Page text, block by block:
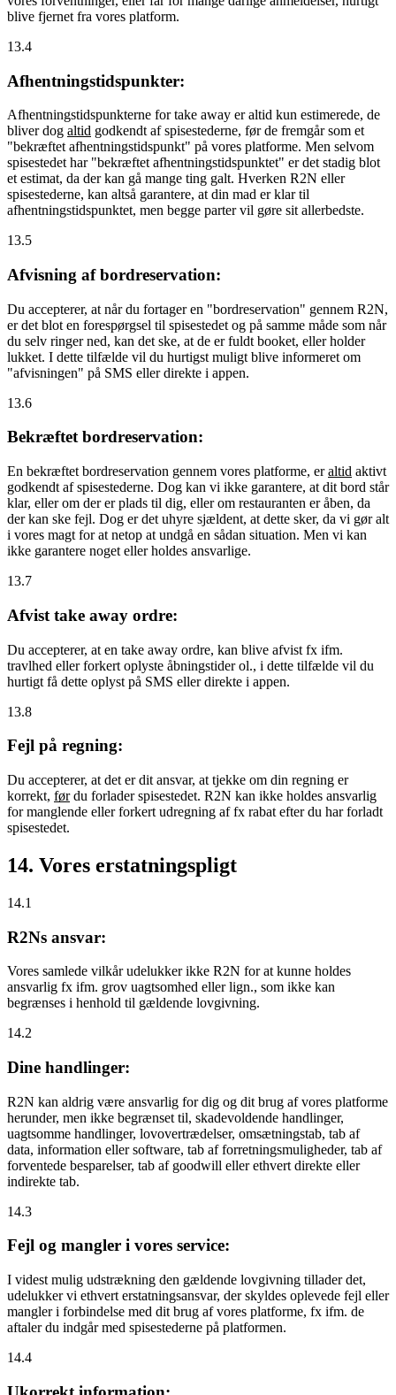
blive fjernet fra vores platform.
13.4
Afhentningstidspunkter:
Afhentningstidspunkterne for take away er altid kun estimerede, de
bliver dog altid godkendt af spisestederne, før de fremgår som et
"bekræftet afhentningstidspunkt" på vores platforme. Men selvom
spisestedet har "bekræftet afhentningstidspunktet" er det stadig blot
et estimat, da der kan gå mange ting galt. Hverken R2N eller
spisestederne, kan altså garantere, at din mad er klar til
afhentningstidspunktet, men begge parter vil gøre sit allerbedste.
13.5
Afvisning af bordreservation:
Du accepterer, at når du fortager en "bordreservation" gennem R2N,
er det blot en forespørgsel til spisestedet og på samme måde som når
du selv ringer ned, kan det ske, at de er fuldt booket, eller holder
lukket. I dette tilfælde vil du hurtigst muligt blive informeret om
"afvisningen" på SMS eller direkte i appen.
13.6
Bekræftet bordreservation:
En bekræftet bordreservation gennem vores platforme, eraltid aktivt
godkendt af spisestederne. Dog kan vi ikke garantere, at dit bord står
klar, eller om der er plads til dig, eller om restauranten er åben, da
der kan ske fejl. Dog er det uhyre sjældent, at dette sker, da vi gør alt
i vores magt for at netop at undgå en sådan situation. Men vi kan
ikke garantere noget eller holdes ansvarlige.
13.7
Afvist take away ordre:
Du accepterer, at en take away ordre, kan blive afvist fx ifm.
travlhed eller forkert oplyste åbningstider ol., i dette tilfælde vil du
hurtigt få dette oplyst på SMS eller direkte i appen.
13.8
Fejl på regning:
Du accepterer, at det er dit ansvar, at tjekke om din regning er
korrekt, førdu forlader spisestedet. R2N kan ikke holdes ansvarlig
for manglende eller forkert udregning af fx rabat efter du har forladt
spisestedet.
14. Vores erstatningspligt
14.1
R2Ns ansvar:
Vores samlede vilkår udelukker ikke R2N for at kunne holdes
ansvarlig fx ifm. grov uagtsomhed eller lign., som ikke kan
begrænses i henhold til gældende lovgivning.
14.2
Dine handlinger:
R2N kan aldrig være ansvarlig for dig og dit brug af vores platforme
herunder, men ikke begrænset til, skadevoldende handlinger,
uagtsomme handlinger, lovovertrædelser, omsætningstab, tab af
data, information eller software, tab af forretningsmuligheder, tab af
forventede besparelser, tab af goodwill eller ethvert direkte eller
indirekte tab.
14.3
Fejl og mangler i vores service:
I videst mulig udstrækning den gældende lovgivning tillader det,
udelukker vi ethvert erstatningsansvar, der skyldes oplevede fejl eller
mangler i forbindelse med dit brug af vores platforme, fx ifm. de
aftaler du indgår med spisestederne på platformen.
14.4